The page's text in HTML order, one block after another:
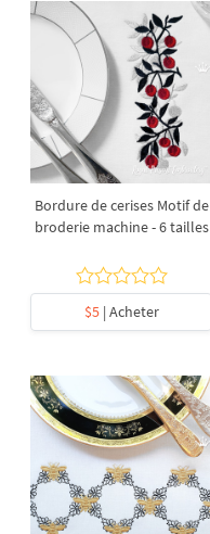
Bordure de cerises Motif de
broderie machine - 6 tailles
$5| Acheter